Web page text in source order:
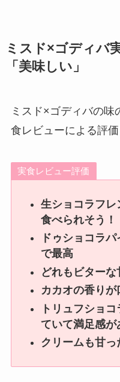
ミスド×ゴディバ
「美味しい」
ミスド×ゴディバの味
食レビューによる評価
実食レビュー評価
生ショコラフレ
食べられそう！
ドゥショコラ
で最高
どれもビター
カカオの香りが
トリュフショ
ていて満足感が
クリームも甘